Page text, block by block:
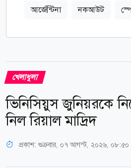
আর্জেন্টিনা নকআউট
খেলাধুলা
ভিনিসিয়ুস জুনিয়রকে
নিল রিয়াল মাদ্রিদ
প্রকাশ: শুক্রবার, ০৭ আগস্ট, ২০২৬, ০৮:৫০